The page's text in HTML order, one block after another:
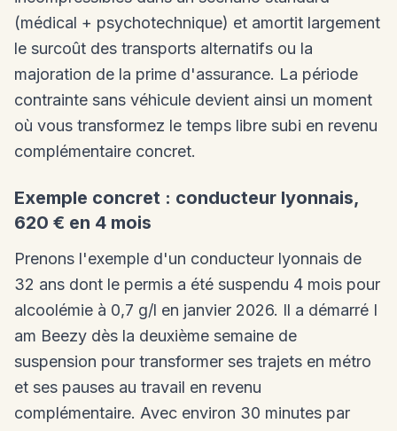
(médical + psychotechnique) et amortit largement
le surcoût des transports alternatifs ou la
majoration de la prime d'assurance. La période
contrainte sans véhicule devient ainsi un moment
où vous transformez le temps libre subi en revenu
complémentaire concret.
Exemple concret : conducteur lyonnais,
620 € en 4 mois
Prenons l'exemple d'un conducteur lyonnais de
32 ans dont le permis a été suspendu 4 mois pour
alcoolémie à 0,7 g/l en janvier 2026. Il a démarré I
am Beezy dès la deuxième semaine de
suspension pour transformer ses trajets en métro
et ses pauses au travail en revenu
complémentaire. Avec environ 30 minutes par